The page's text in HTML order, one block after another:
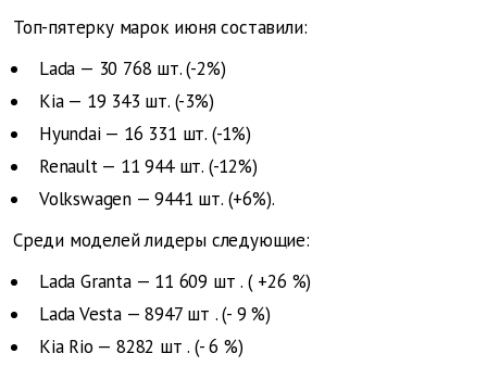
Топ-пятерку марок июня составили:
Lada — 30 768 шт. (-2%)
Kia — 19 343 шт. (-3%)
Hyundai — 16 331 шт. (-1%)
Renault — 11 944 шт. (-12%)
Volkswagen — 9441 шт. (+6%).
Среди моделей лидеры следующие:
Lada Granta — 11 609 шт . ( +26 %)
Lada Vesta — 8947 шт . (- 9 %)
Kia Rio — 8282 шт . (- 6 %)